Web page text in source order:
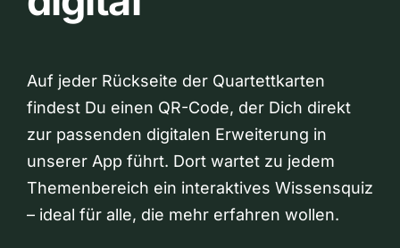
Auf jeder Rückseite der Quartettkarten
findest Du einen QR-Code, der Dich direkt
zur passenden digitalen Erweiterung in
unserer App führt. Dort wartet zu jedem
Themenbereich ein interaktives Wissensquiz
– ideal für alle, die mehr erfahren wollen.